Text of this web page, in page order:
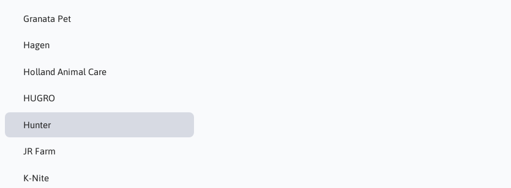
Granata Pet
Hagen
Holland Animal Care
HUGRO
Hunter
JR Farm
K-Nite